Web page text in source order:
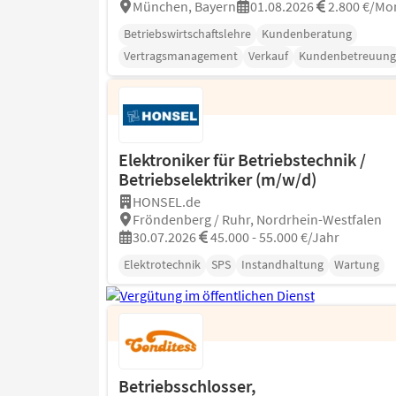
München, Bayern 01.08.2026 2.800 €/
Betriebswirtschaftslehre
Kundenberatung
Vertragsmanagement
Verkauf Kundenbetreuung
Elektroniker für Betriebstechnik /
Betriebselektriker (m/w/d)
HONSEL.de
Fröndenberg / Ruhr, Nordrhein-Westfalen
30.07.2026
45.000 - 55.000 €/Jahr
Elektrotechnik SPS Instandhaltung Wartung
Betriebsschlosser,